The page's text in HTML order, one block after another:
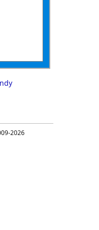
2026